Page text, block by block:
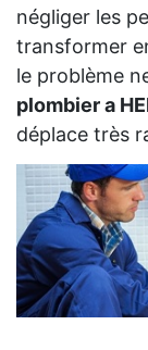
négliger les
transformer
le problème
plombier a
déplace très